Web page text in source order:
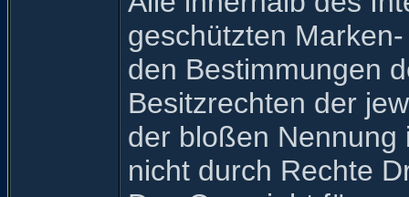
geschützten
den Bestimmungen
Besitzrechten der
der bloßen Nennung
nicht durch Rechte